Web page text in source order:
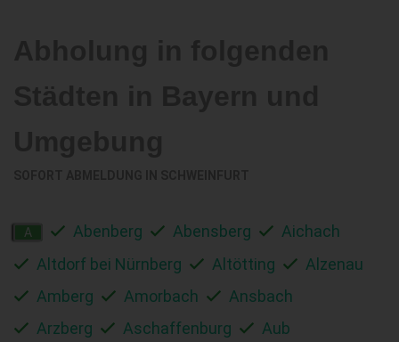
A Abenberg Abensberg
Aichach
Altdorf bei Nürnberg
Altötting
Alzenau
Amberg
Amorbach
Ansbach
Arzberg
Aschaffenburg
Aub